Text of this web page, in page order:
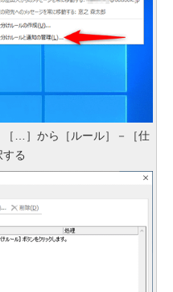
［…］から［ルール］－［仕
る